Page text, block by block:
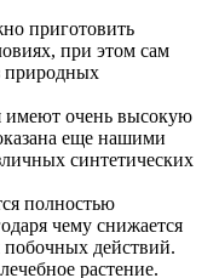
приготовить
при этом сам
природных
имеют очень высокую
еще нашими
синтетических
полностью
чему снижается
действий.
растение.